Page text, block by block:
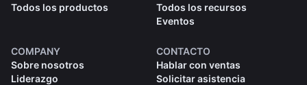
Todos los productos
Todos los recursos
Eventos
COMPANY
Sobre nosotros
Liderazgo
CONTACTO
Hablar con ventas
Solicitar asistencia